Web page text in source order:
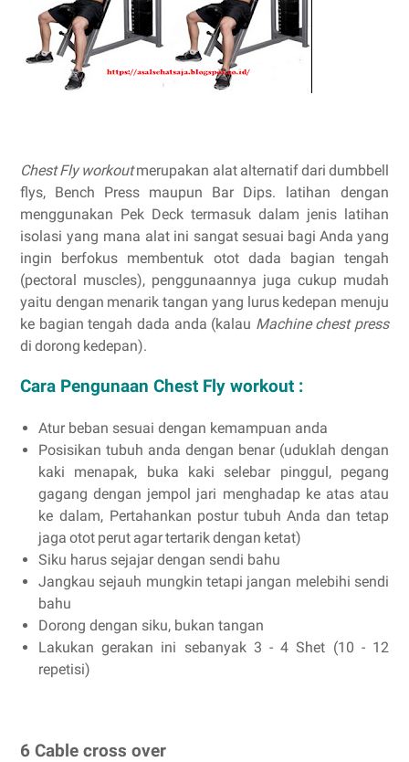
Chest Fly workoutmerupakan alat alternatif dari dumbbell
flys, Bench Press maupun Bar Dips. latihan dengan
menggunakan Pek Deck termasuk dalam jenis latihan
isolasi yang mana alat ini sangat sesuai bagi Anda yang
ingin berfokus membentuk otot dada bagian tengah
(pectoral muscles), penggunaannya juga cukup mudah
yaitu dengan menarik tangan yang lurus kedepan menuju
ke bagian tengah dada anda (kalau Machine chest press
di dorong kedepan).
Cara Pengunaan Chest Fly workout :
Atur beban sesuai dengan kemampuan anda
Posisikan tubuh anda dengan benar (uduklah dengan
kaki menapak,
buka kaki selebar pinggul, pegang
gagang dengan jempol jari menghadap ke atas atau
ke dalam, Pertahankan postur tubuh Anda dan tetap
jaga otot perut agar tertarik dengan ketat)
Siku harus sejajar dengan sendi bahu
Jangkau sejauh mungkin tetapi jangan melebihi sendi
bahu
Dorong dengan siku, bukan tangan
Lakukan gerakan ini sebanyak 3 - 4 Shet (10 - 12
repetisi)
6 Cable cross over